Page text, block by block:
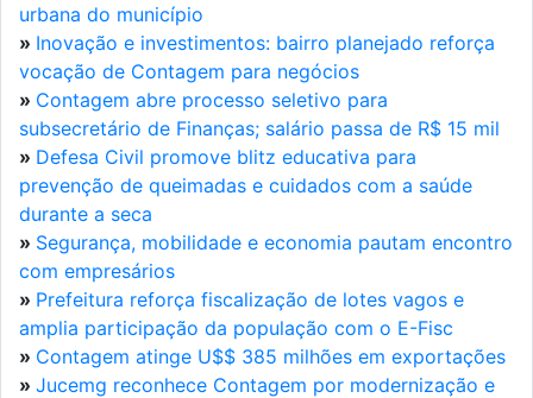
urbana do município
» Inovação e investimentos: bairro planejado reforça
vocação de Contagem para negócios
» Contagem abre processo seletivo para
subsecretário de Finanças; salário passa de R$ 15 mil
» Defesa Civil promove blitz educativa para
prevenção de queimadas e cuidados com a saúde
durante a seca
» Segurança, mobilidade e economia pautam encontro
com empresários
» Prefeitura reforça fiscalização de lotes vagos e
amplia participação da população com o E-Fisc
» Contagem atinge U$$ 385 milhões em exportações
» Jucemg reconhece Contagem por modernização e